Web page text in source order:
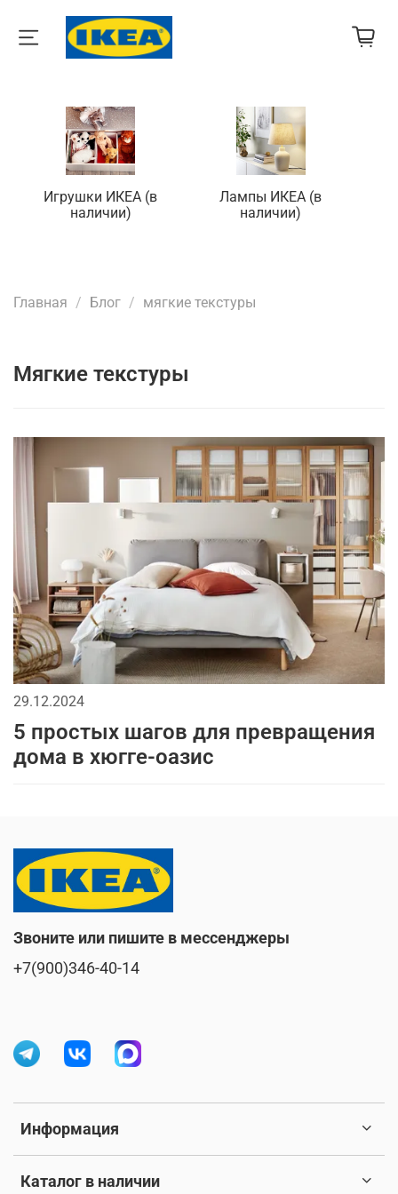
Игрушки ИКЕА (в
наличии)
Лампы ИКЕА (в
наличии)
Главная Блог мягкие текстуры
мягкие текстуры
29.12.2024
5 простых шагов для превращения
дома в хюгге-оазис
Информация
Каталог в наличии
Звоните или пишите в мессенджеры
+7(900)346-40-14